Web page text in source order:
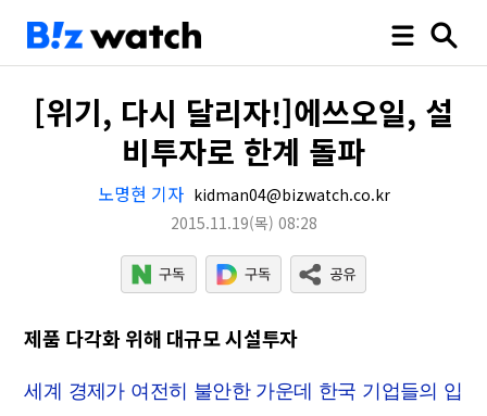
[위기, 다시 달리자!]에쓰오일, 설
비투자로 한계 돌파
노명현 기자 kidman04@bizwatch.co.kr
2015.11.19(목) 08:28
제품 다각화 위해 대규모 시설투자
세계 경제가 여전히 불안한 가운데 한국 기업들의 입